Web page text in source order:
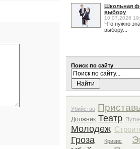
Школьная
выбору
10.07.2026
Что нужно
выбору...
Поиск по сайту
Убийство
Должник Театр
Молодеж
Гроза Кризис